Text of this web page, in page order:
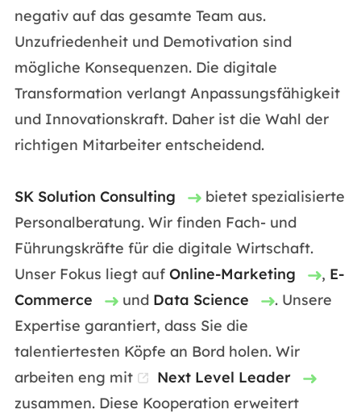
negativ auf das gesamte Team aus.
Unzufriedenheit und Demotivation sind
mögliche Konsequenzen. Die digitale
Transformation verlangt Anpassungsfähigkeit
und Innovationskraft. Daher ist die Wahl der
richtigen Mitarbeiter entscheidend.
SK Solution Consulting
bietet spezialisierte
Personalberatung. Wir finden Fach- und
Führungskräfte für die digitale Wirtschaft.
Unser Fokus liegt auf Online-Marketing , E-
Commerce
und Data Science
. Unsere
Expertise garantiert, dass Sie die
talentiertesten Köpfe an Bord holen. Wir
arbeiten eng mit
Next Level Leader
zusammen. Diese Kooperation erweitert